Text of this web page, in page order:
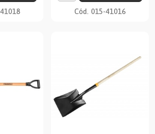
Cód. 015-41016